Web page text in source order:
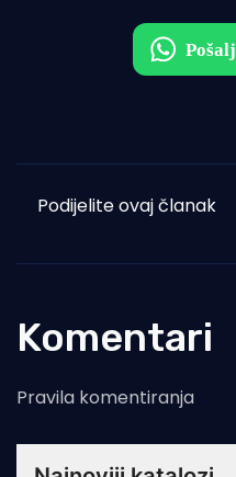
Podijelite ovaj članak
Komentari
Pravila komentiranja